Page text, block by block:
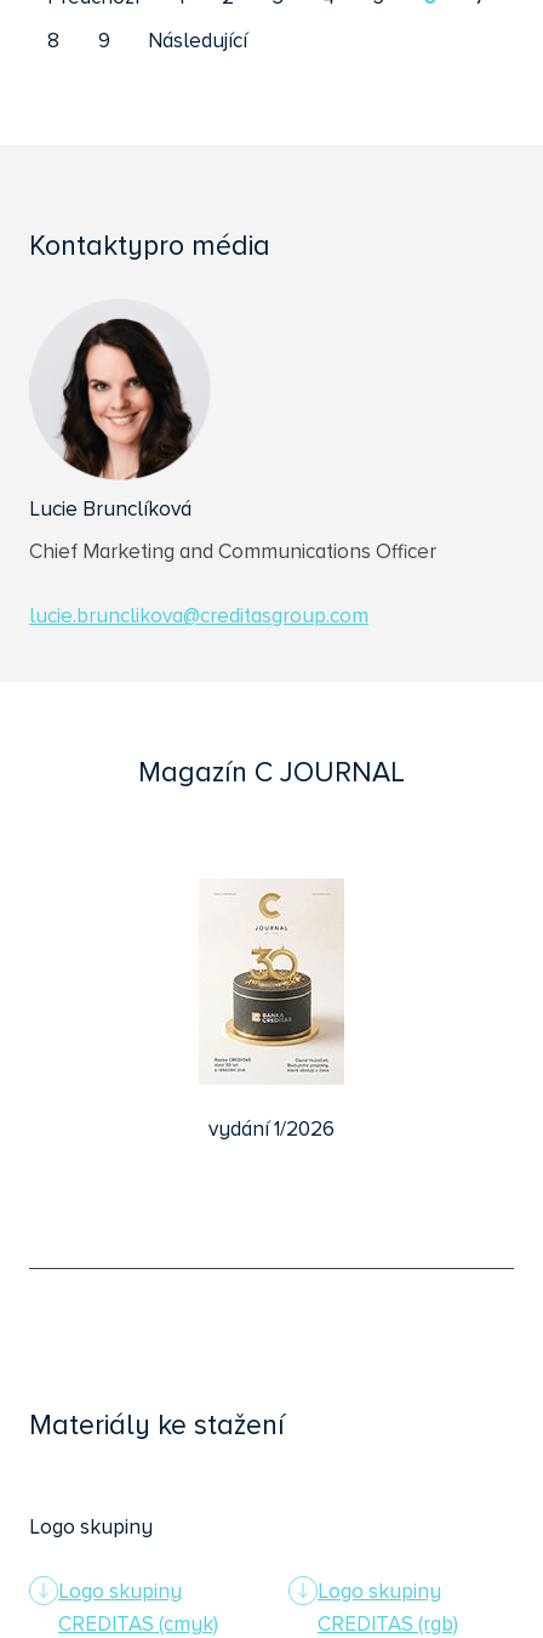
8 9 Následující
Kontaktypro média
Lucie Brunclíková
Chief Marketing and Communications Officer
lucie.brunclikova@creditasgroup.com
Magazín C JOURNAL
vydání 1/2026
Materiály ke stažení
Logo skupiny
Logo skupiny
CREDITAS (cmyk)
Logo skupiny
CREDITAS (rgb)